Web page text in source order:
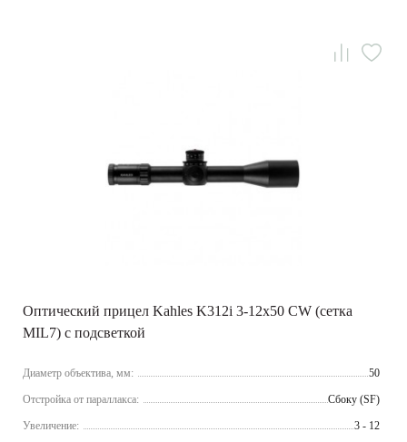
Оптический прицел Kahles K312i 3-12x50 CW (сетка
MIL7) с подсветкой
Диаметр объектива, мм: 50
Отстройка от параллакса: Сбоку (SF)
Увеличение: 3 - 12